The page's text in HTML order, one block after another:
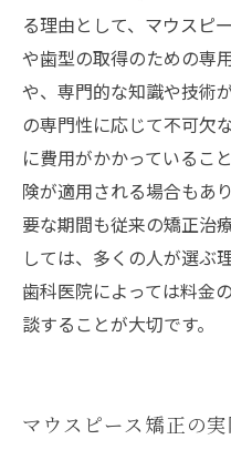
る理由として、マウスピ
や歯型の取得のための専
や、専門的な知識や技術
の専門性に応じて不可欠
に費用がかかっているこ
険が適用される場合もあ
要な期間も従来の矯正治
しては、多くの人が選ぶ
歯科医院によっては料金
談することが大切です。
マウスピース矯正の